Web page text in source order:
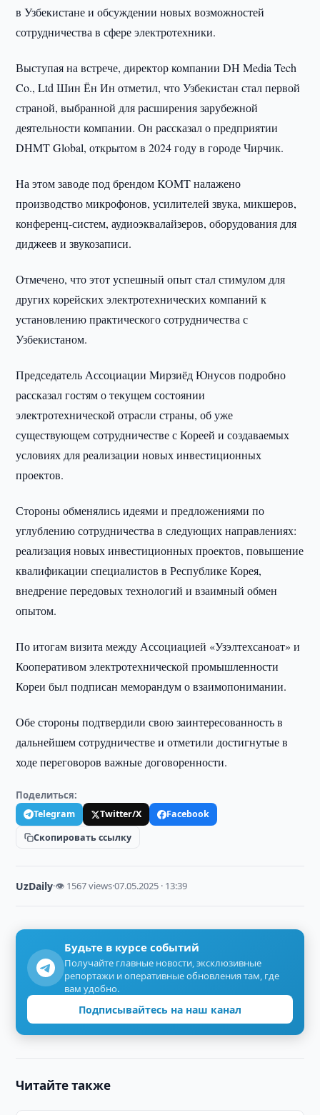
в Узбекистане и обсуждении новых возможностей
сотрудничества в сфере электротехники.
Выступая на встрече, директор компании DH Media Tech
Co., Ltd Шин Ён Ин отметил, что Узбекистан стал первой
страной, выбранной для расширения зарубежной
деятельности компании. Он рассказал о предприятии
DHMT Global, открытом в 2024 году в городе Чирчик.
На этом заводе под брендом KOMT налажено
производство микрофонов, усилителей звука, микшеров,
конференц-систем, аудиоэквалайзеров, оборудования для
диджеев и звукозаписи.
Отмечено, что этот успешный опыт стал стимулом для
других корейских электротехнических компаний к
установлению практического сотрудничества с
Узбекистаном.
Председатель Ассоциации Мирзиёд Юнусов подробно
рассказал гостям о текущем состоянии
электротехнической отрасли страны, об уже
существующем сотрудничестве с Кореей и создаваемых
условиях для реализации новых инвестиционных
проектов.
Стороны обменялись идеями и предложениями по
углублению сотрудничества в следующих направлениях:
реализация новых инвестиционных проектов, повышение
квалификации специалистов в Республике Корея,
внедрение передовых технологий и взаимный обмен
опытом.
По итогам визита между Ассоциацией «Узэлтехсаноат» и
Кооперативом электротехнической промышленности
Кореи был подписан меморандум о взаимопонимании.
Обе стороны подтвердили свою заинтересованность в
дальнейшем сотрудничестве и отметили достигнутые в
ходе переговоров важные договоренности.
Поделиться:
Telegram Twitter/X
Facebook
Скопировать ссылку
UzDaily·👁 1567 views·07.05.2025 · 13:39
Будьте в курсе событий
Получайте главные новости, эксклюзивные
репортажи и оперативные обновления там, где
вам удобно.
Подписывайтесь на наш канал
Читайте также